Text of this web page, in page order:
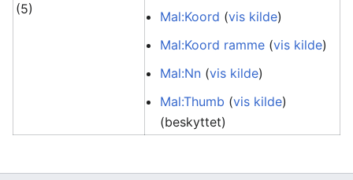
(5)
Mal:Koord (vis kilde)
Mal:Koord ramme (vis kilde)
Mal:Nn (vis kilde)
Mal:Thumb (vis kilde)
(beskyttet)